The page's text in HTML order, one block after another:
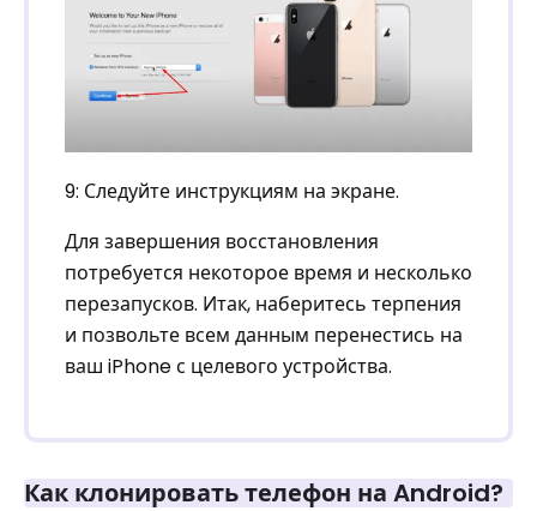
9: Следуйте инструкциям на экране.
Для завершения восстановления
потребуется некоторое время и несколько
перезапусков. Итак, наберитесь терпения
и позвольте всем данным перенестись на
ваш iPhone с целевого устройства.
Как клонировать телефон на Android?